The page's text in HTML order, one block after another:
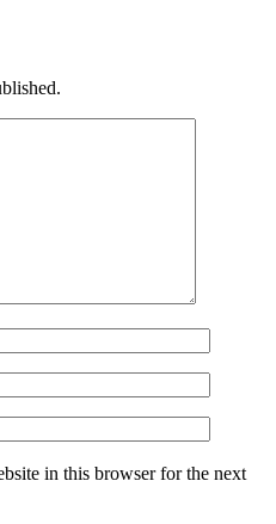
in this browser for the next